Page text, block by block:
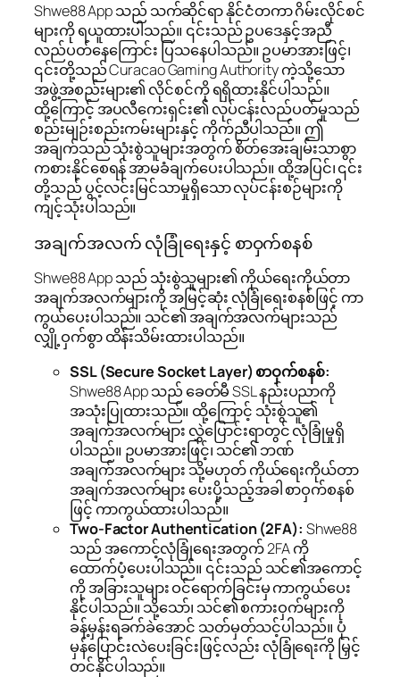
Shwe88 App သည် သက်ဆိုင်ရာ နိုင်ငံတကာ ဂိမ်းလိုင်စင်
များကို ရယူထားပါသည်။ ၎င်းသည် ဥပဒေနှင့်အညီ
လည်ပတ်နေကြောင်း ပြသနေပါသည်။ ဥပမာအားဖြင့်၊
၎င်းတို့သည် Curacao Gaming Authority ကဲ့သို့သော
အဖွဲ့အစည်းများ၏ လိုင်စင်ကို ရရှိထားနိုင်ပါသည်။
ထို့ကြောင့် အပလီကေးရှင်း၏ လုပ်ငန်းလည်ပတ်မှုသည်
စည်းမျဉ်းစည်းကမ်းများနှင့် ကိုက်ညီပါသည်။ ဤ
အချက်သည် သုံးစွဲသူများအတွက် စိတ်အေးချမ်းသာစွာ
ကစားနိုင်စေရန် အာမခံချက်ပေးပါသည်။ ထို့အပြင်၊ ၎င်း
တို့သည် ပွင့်လင်းမြင်သာမှုရှိသော လုပ်ငန်းစဉ်များကို
ကျင့်သုံးပါသည်။
အချက်အလက် လုံခြုံရေးနှင့် စာဝှက်စနစ်
Shwe88 App သည် သုံးစွဲသူများ၏ ကိုယ်ရေးကိုယ်တာ
အချက်အလက်များကို အမြင့်ဆုံး လုံခြုံရေးစနစ်ဖြင့် ကာ
ကွယ်ပေးပါသည်။ သင်၏ အချက်အလက်များသည်
လျှို့ဝှက်စွာ ထိန်းသိမ်းထားပါသည်။
SSL (Secure Socket Layer) စာဝှက်စနစ်:
Shwe88 App သည် ခေတ်မီ SSL နည်းပညာကို
အသုံးပြုထားသည်။ ထို့ကြောင့် သုံးစွဲသူ၏
အချက်အလက်များ လွှဲပြောင်းရာတွင် လုံခြုံမှုရှိ
ပါသည်။ ဥပမာအားဖြင့်၊ သင်၏ ဘဏ်
အချက်အလက်များ သို့မဟုတ် ကိုယ်ရေးကိုယ်တာ
အချက်အလက်များ ပေးပို့သည့်အခါ စာဝှက်စနစ်
ဖြင့် ကာကွယ်ထားပါသည်။
Two-Factor Authentication (2FA): Shwe88
သည် အကောင့်လုံခြုံရေးအတွက် 2FA ကို
ထောက်ပံ့ပေးပါသည်။ ၎င်းသည် သင်၏အကောင့်
ကို အခြားသူများ ဝင်ရောက်ခြင်းမှ ကာကွယ်ပေး
နိုင်ပါသည်။ သို့သော်၊ သင်၏ စကားဝှက်များကို
ခန့်မှန်းရခက်ခဲအောင် သတ်မှတ်သင့်ပါသည်။ ပုံ
မှန်ပြောင်းလဲပေးခြင်းဖြင့်လည်း လုံခြုံရေးကို မြှင့်
တင်နိုင်ပါသည်။